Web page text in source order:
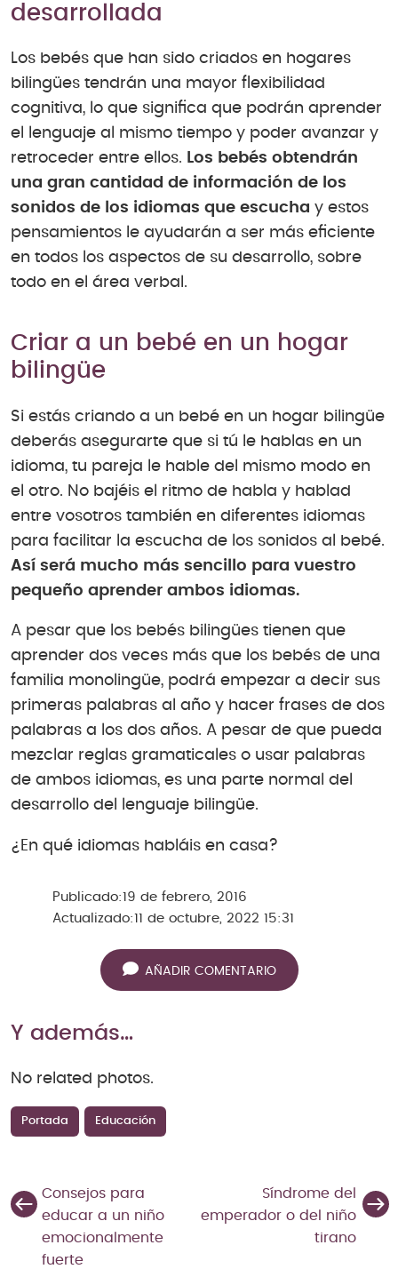
desarrollada
Los bebés que han sido criados en hogares
bilingües tendrán una mayor flexibilidad
cognitiva, lo que significa que podrán aprender
el lenguaje al mismo tiempo y poder avanzar y
retroceder entre ellos. Los bebés obtendrán
una gran cantidad de información de los
sonidos de los idiomas que escucha y estos
pensamientos le ayudarán a ser más eficiente
en todos los aspectos de su desarrollo, sobre
todo en el área verbal.
Criar a un bebé en un hogar
bilingüe
Si estás criando a un bebé en un hogar bilingüe
deberás asegurarte que si tú le hablas en un
idioma, tu pareja le hable del mismo modo en
el otro. No bajéis el ritmo de habla y hablad
entre vosotros también en diferentes idiomas
para facilitar la escucha de los sonidos al bebé.
Así será mucho más sencillo para vuestro
pequeño aprender ambos idiomas.
A pesar que los bebés bilingües tienen que
aprender dos veces más que los bebés de una
familia monolingüe, podrá empezar a decir sus
primeras palabras al año y hacer frases de dos
palabras a los dos años. A pesar de que pueda
mezclar reglas gramaticales o usar palabras
de ambos idiomas, es una parte normal del
desarrollo del lenguaje bilingüe.
¿En qué idiomas habláis en casa?
Publicado:19 de febrero, 2016
Actualizado:11 de octubre, 2022 15:31
AÑADIR COMENTARIO
Y además…
No related photos.
Portada Educación
Consejos para
educar a un niño
emocionalmente
fuerte
Síndrome del
emperador o del niño
tirano